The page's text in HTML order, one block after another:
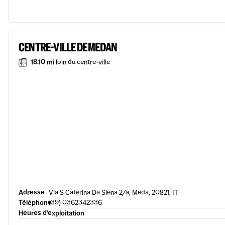
CENTRE-VILLE DE MEDAN
18.10 mi loin du centre-ville
Adresse Via S Caterina Da Siena 2/a, Meda, 20821, IT
Téléphone(39) 0362342336
Heures d’exploitation